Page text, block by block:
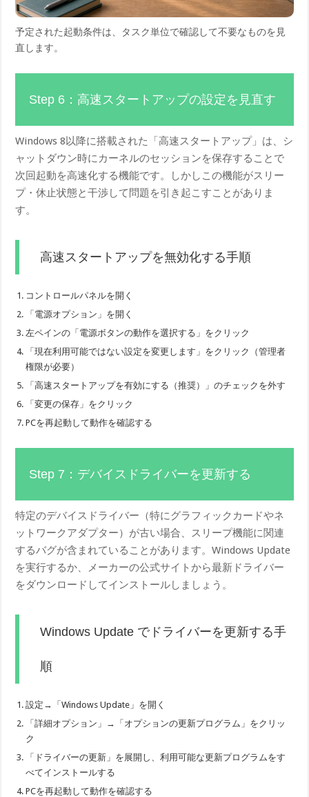
予定された起動条件は、タスク単位で確認して不要なものを見
直します。
Step 6：高速スタートアップの設定を見直す
Windows 8以降に搭載された「高速スタートアップ」は、シ
ャットダウン時にカーネルのセッションを保存することで
次回起動を高速化する機能です。しかしこの機能がスリー
プ・休止状態と干渉して問題を引き起こすことがありま
す。
高速スタートアップを無効化する手順
コントロールパネルを開く
「電源オプション」を開く
左ペインの「電源ボタンの動作を選択する」をクリック
「現在利用可能ではない設定を変更します」をクリック（管理者
権限が必要）
「高速スタートアップを有効にする（推奨）」のチェックを外す
「変更の保存」をクリック
PCを再起動して動作を確認する
Step 7：デバイスドライバーを更新する
特定のデバイスドライバー（特にグラフィックカードやネ
ットワークアダプター）が古い場合、スリープ機能に関連
するバグが含まれていることがあります。Windows Update
を実行するか、メーカーの公式サイトから最新ドライバー
をダウンロードしてインストールしましょう。
Windows Update でドライバーを更新する手
順
設定→「Windows Update」を開く
「詳細オプション」→「オプションの更新プログラム」をクリッ
ク
「ドライバーの更新」を展開し、利用可能な更新プログラムをす
べてインストールする
PCを再起動して動作を確認する